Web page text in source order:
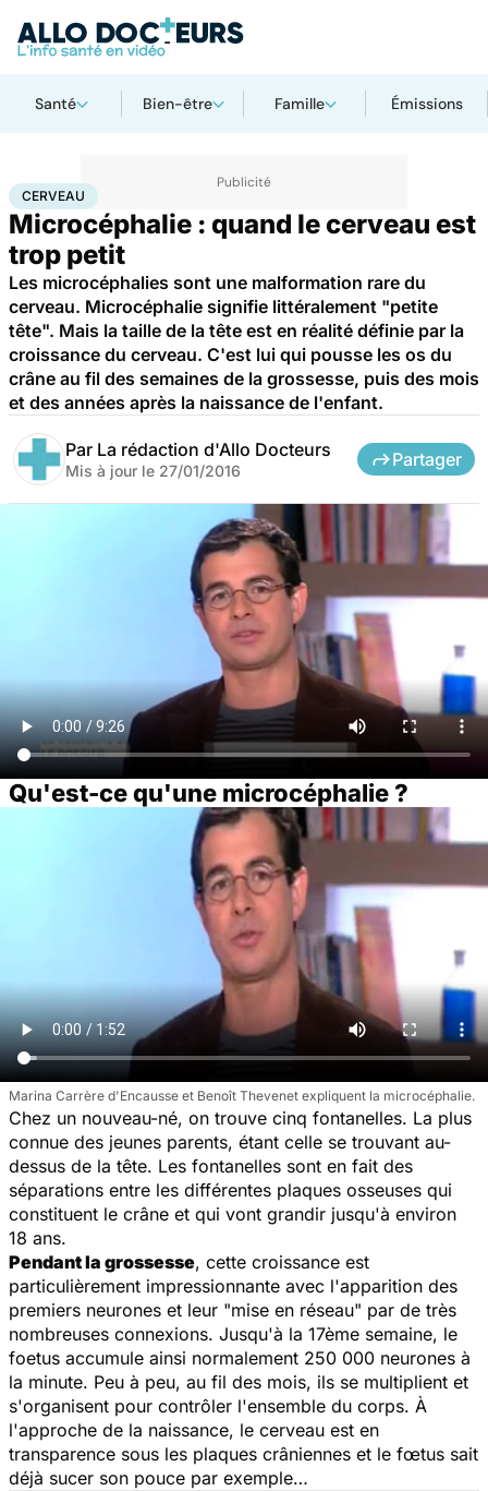
Santé Bien-être Famille Émissions
AccueilSanté Maladies neurologiques
CERVEAU
Microcéphalie : quand le cerveau est
trop petit
Les microcéphalies sont une malformation rare du
cerveau. Microcéphalie signifie littéralement "petite
tête". Mais la taille de la tête est en réalité définie par la
croissance du cerveau. C'est lui qui pousse les os du
crâne au fil des semaines de la grossesse, puis des mois
et des années après la naissance de l'enfant.
Par La rédaction d'Allo Docteurs
Mis à jour le 27/01/2016
Partager
Qu'est-ce qu'une microcéphalie ?
Marina Carrère d'Encausse et Benoît Thevenet expliquent la microcéphalie.
Chez un nouveau-né, on trouve cinq fontanelles. La plus
connue des jeunes parents, étant celle se trouvant au-
dessus de la tête. Les fontanelles sont en fait des
séparations entre les différentes plaques osseuses qui
constituent le crâne et qui vont grandir jusqu'à environ
18 ans.
Pendant la grossesse, cette croissance est
particulièrement impressionnante avec l'apparition des
premiers neurones et leur "mise en réseau" par de très
nombreuses connexions. Jusqu'à la 17ème semaine, le
foetus accumule ainsi normalement 250 000 neurones à
la minute. Peu à peu, au fil des mois, ils se multiplient et
s'organisent pour contrôler l'ensemble du corps. À
l'approche de la naissance, le cerveau est en
transparence sous les plaques crâniennes et le fœtus sait
déjà sucer son pouce par exemple…